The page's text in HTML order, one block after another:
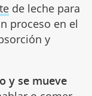
de leche para
proceso en el
y
y se mueve